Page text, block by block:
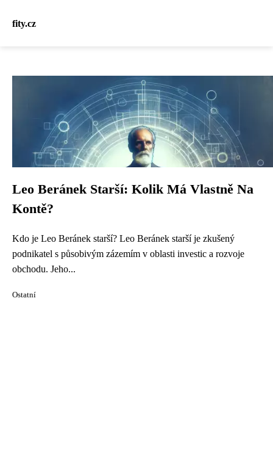
fity.cz
Leo Beránek Starší: Kolik Má Vlastně Na
Kontě?
Kdo je Leo Beránek starší? Leo Beránek starší je zkušený
podnikatel s působivým zázemím v oblasti investic a rozvoje
obchodu. Jeho...
Ostatní